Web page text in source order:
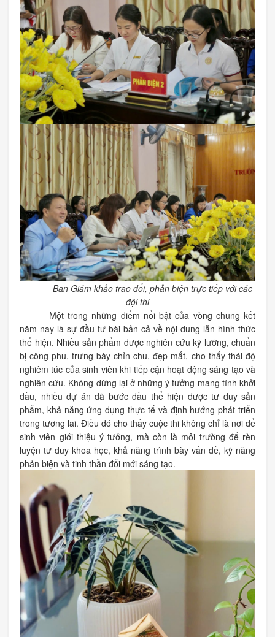
Ban Giám khảo trao đổi, phản biện trực tiếp với các
đội thi
Một trong những điểm nổi bật của vòng chung kết
năm nay là sự đầu tư bài bản cả về nội dung lẫn hình thức
thể hiện. Nhiều sản phẩm được nghiên cứu kỹ lưỡng, chuẩn
bị công phu, trưng bày chỉn chu, đẹp mắt, cho thấy thái độ
nghiêm túc của sinh viên khi tiếp cận hoạt động sáng tạo và
nghiên cứu. Không dừng lại ở những ý tưởng mang tính khởi
đầu, nhiều dự án đã bước đầu thể hiện được tư duy sản
phẩm, khả năng ứng dụng thực tế và định hướng phát triển
trong tương lai. Điều đó cho thấy cuộc thi không chỉ là nơi để
sinh viên giới thiệu ý tưởng, mà còn là môi trường để rèn
luyện tư duy khoa học, khả năng trình bày vấn đề, kỹ năng
phản biện và tinh thần đổi mới sáng tạo.